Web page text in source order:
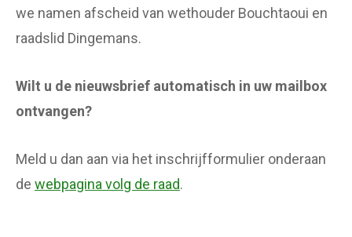
we namen afscheid van wethouder Bouchtaoui en
raadslid Dingemans.
Wilt u de nieuwsbrief automatisch in uw mailbox
ontvangen?
Meld u dan aan via het inschrijfformulier onderaan
de webpagina volg de raad.